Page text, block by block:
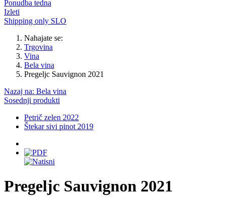
Ponudba tedna
Izleti
Shipping only SLO
Nahajate se:
Trgovina
Vina
Bela vina
Pregeljc Sauvignon 2021
Nazaj na: Bela vina
Sosednji produkti
Petrič zelen 2022
Štekar sivi pinot 2019
Pregeljc Sauvignon 2021